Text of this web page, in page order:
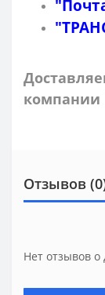
компании
Отзывов
Нет отзывов